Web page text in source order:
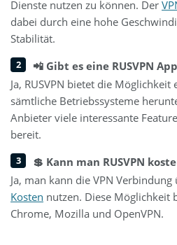
Dienste nutzen zu können. Der
dabei durch eine hohe
Stabilität.
📲 Gibt es eine RUSVPN
Ja, RUSVPN bietet die Möglichkeit
sämtliche Betriebssysteme
Anbieter viele interessante
bereit.
💲 Kann man RUSVPN
Ja, man kann die VPN Verbindung
Kosten nutzen. Diese
Chrome, Mozilla und OpenVPN.